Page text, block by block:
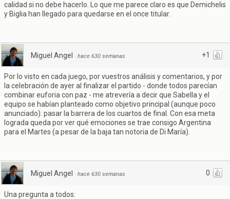
calidad si no debe hacerlo. Lo que me parece claro es que Demichelis
y Biglia han llegado para quedarse en el once titular.
+1
Miguel Angel · hace 630 semanas
Por lo visto en cada juego, por vuestros análisis y comentarios, y por
la celebración de ayer al finalizar el partido - donde todos parecían
combinar euforia con paz - me atrevería a decir que Sabella y el
equipo se habían planteado como objetivo principal (aunque poco
anunciado): pasar la barrera de los cuartos de final. Con esa meta
lograda queda por ver qué emociones se trae consigo Argentina
para el Martes (a pesar de la baja tan notoria de Di María).
0
Miguel Angel · hace 630 semanas
Una pregunta a todos: